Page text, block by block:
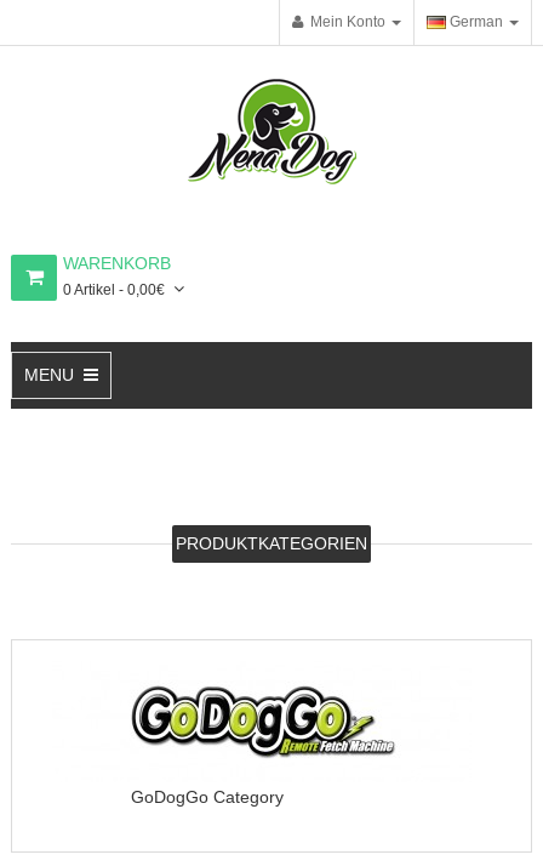
Mein Konto German
WARENKORB
0 Artikel - 0,00€
MENU
PRODUKTKATEGORIEN
GoDogGo Category